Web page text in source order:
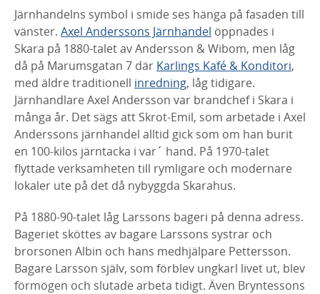
Järnhandelns symbol i smide ses hänga på fasaden till
vänster. Axel Anderssons Järnhandel öppnades i
Skara på 1880-talet av Andersson & Wibom, men låg
då på Marumsgatan 7 där Karlings Kafé & Konditori,
med äldre traditionell inredning, låg tidigare.
Järnhandlare Axel Andersson var brandchef i Skara i
många år. Det sägs att Skrot-Emil, som arbetade i Axel
Anderssons järnhandel alltid gick som om han burit
en 100-kilos järntacka i var´ hand. På 1970-talet
flyttade verksamheten till rymligare och modernare
lokaler ute på det då nybyggda Skarahus.
På 1880-90-talet låg Larssons bageri på denna adress.
Bageriet sköttes av bagare Larssons systrar och
brorsonen Albin och hans medhjälpare Pettersson.
Bagare Larsson själv, som förblev ungkarl livet ut, blev
förmögen och slutade arbeta tidigt. Även Bryntessons